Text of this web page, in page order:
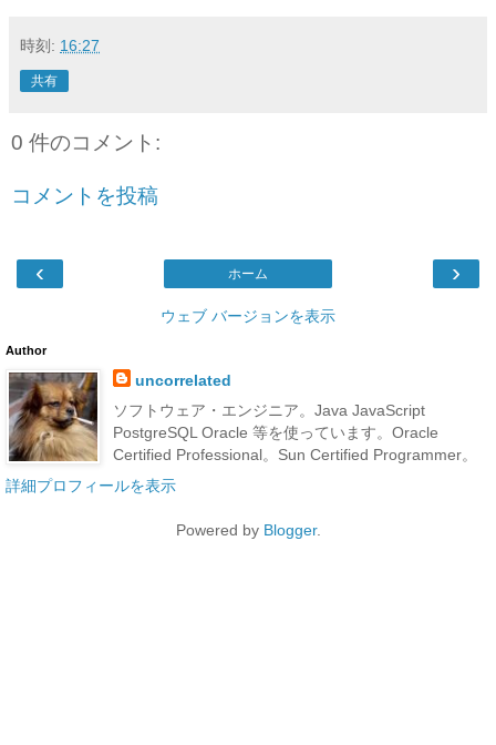
時刻: 16:27
共有
0 件のコメント:
コメントを投稿
‹ ›
ホーム
ウェブ バージョンを表示
Author
uncorrelated
ソフトウェア・エンジニア。Java JavaScript
PostgreSQL Oracle 等を使っています。Oracle
Certified Professional。Sun Certified Programmer。
詳細プロフィールを表示
Powered by Blogger.